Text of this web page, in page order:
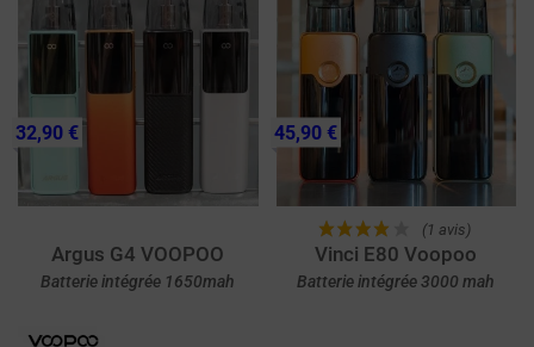
Argus G4 VOOPOO
Batterie intégrée 1650mah
32,90 €
(1 avis)
Vinci E80 Voopoo
Batterie intégrée 3000 mah
45,90 €